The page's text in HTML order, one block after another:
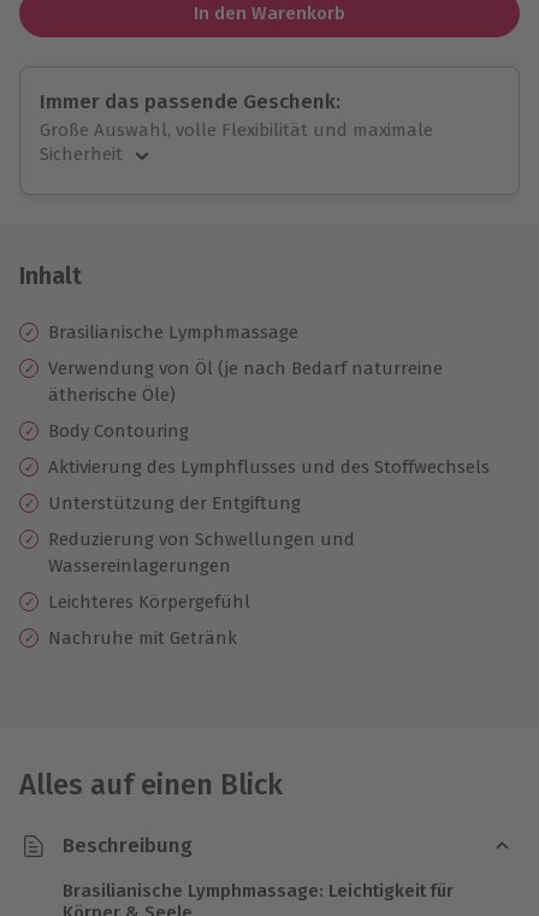
In den Warenkorb
Immer das passende Geschenk:
Große Auswahl, volle Flexibilität und maximale
Sicherheit
Jeder Gutschein für alle Erlebnisse einlösbar.
10 Jahre gültig & verlängerbar.
Inhalt
Brasilianische Lymphmassage
Verwendung von Öl (je nach Bedarf naturreine
ätherische Öle)
Body Contouring
Aktivierung des Lymphflusses und des Stoffwechsels
Unterstützung der Entgiftung
Reduzierung von Schwellungen und
Wassereinlagerungen
Leichteres Körpergefühl
Nachruhe mit Getränk
Alles auf einen Blick
Beschreibung
Brasilianische Lymphmassage: Leichtigkeit für